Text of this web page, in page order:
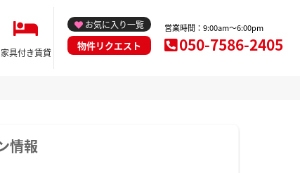
家具付き賃貸
お気に入り一覧
物件リクエスト
営業時間：9:00am～6:00pm
050-7586-2405
情報